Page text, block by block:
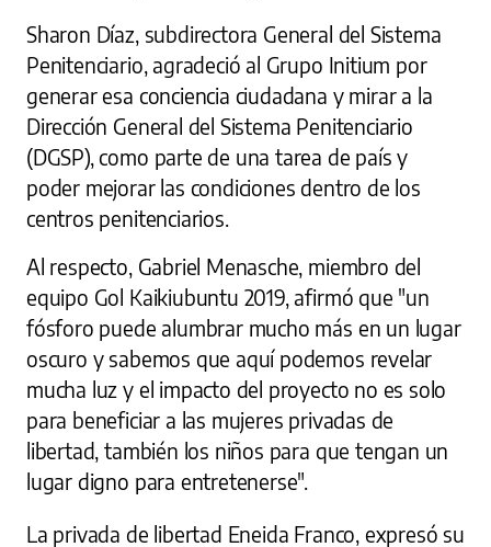
Sharon Díaz, subdirectora General del Sistema
Penitenciario, agradeció al Grupo Initium por
generar esa conciencia ciudadana y mirar a la
Dirección General del Sistema Penitenciario
(DGSP), como parte de una tarea de país y
poder mejorar las condiciones dentro de los
centros penitenciarios.
Al respecto, Gabriel Menasche, miembro del
equipo Gol Kaikiubuntu 2019, afirmó que "un
fósforo puede alumbrar mucho más en un lugar
oscuro y sabemos que aquí podemos revelar
mucha luz y el impacto del proyecto no es solo
para beneficiar a las mujeres privadas de
libertad, también los niños para que tengan un
lugar digno para entretenerse".
La privada de libertad Eneida Franco, expresó su